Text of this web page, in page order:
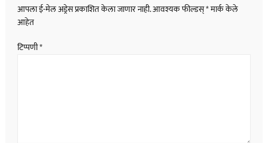
आपला ई-मेल अड्रेस प्रकाशित केला जाणार नाही.आवश्यक फील्डस्*मार्क केले
आहेत
टिप्पणी*